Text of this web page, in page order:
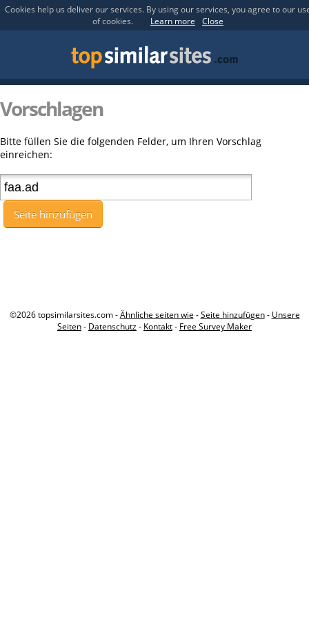
Cookies help us deliver our services. By using our services, you agree to our
of cookies.
Learn more Close
Vorschlagen
Bitte füllen Sie die folgenden Felder, um Ihren Vorschlag
einreichen:
Seite hinzufügen
©2026 topsimilarsites.com -Ähnliche seiten wie -Seite hinzufügen- Unsere
Seiten- Datenschutz- Kontakt- Free Survey Maker